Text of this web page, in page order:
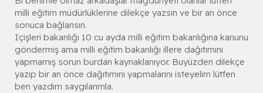
milli eğitim müdürlüklerine dilekçe yazsın ve bir an önce
sonuca bağlansın.
Içişleri bakanlığı 10 cu ayda milli eğitim bakanlığına kanunu
göndermiş ama milli eğitim bakanlığı illere dağıtımını
yapmamış sorun burdan kaynaklanıyor. Buyüzden dilekçe
yazıp bir an önce dağıtımını yapmalarını isteyelim lütfen
ben yazdım saygılarımla.